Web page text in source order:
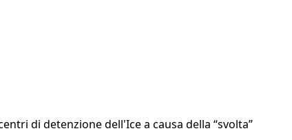
di detenzione dell'Ice a causa della “svolta”